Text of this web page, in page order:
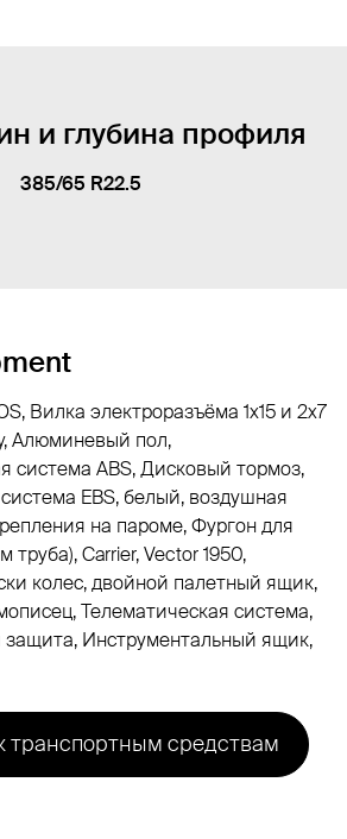
и глубина профиля
385/65 R22.5
Вилка электроразъёма 1х15 и 2x7
Алюминевый пол,
система ABS, Дисковый тормоз,
EBS, белый, воздушная
на пароме, Фургон для
Carrier, Vector 1950,
колес, двойной палетный ящик,
Телематическая система,
защита, Инструментальный ящик,
транспортным средствам